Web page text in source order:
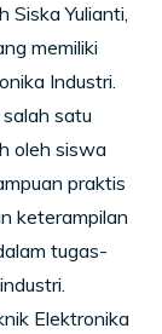
Siska Yulianti,
memiliki
Industri.
satu
oleh siswa
praktis
keterampilan
tugas-
Elektronika